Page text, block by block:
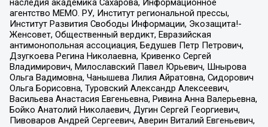
наследия академика Сахарова, Информационное
агентство МЕМО. РУ, Институт региональной прессы,
Институт Развития Свободы Информации, Экозащита!-
Женсовет, Общественный вердикт, Евразийская
антимонопольная ассоциация, Бедушев Петр Петрович,
Дзугкоева Регина Николаевна, Кривенко Сергей
Владимирович, Милославский Павел Юрьевич, Шнырова
Ольга Вадимовна, Чанышева Лилия Айратовна, Сидорович
Ольга Борисовна, Туровский Александр Алексеевич,
Васильева Анастасия Евгеньевна, Ривина Анна Валерьевна,
Бойко Анатолий Николаевич, Дугин Сергей Георгиевич,
Пивоваров Андрей Сергеевич, Аверин Виталий Евгеньевич,